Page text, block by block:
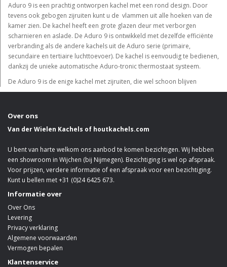
Aduro 9 is een prachtig ontworpen kachel met een rond design. Door
tevens ook gebogen zijruiten kunt u de vlammen uit alle hoeken van de
kamer zien. De kachel heeft een grote glazen deur met verborgen
scharnieren en aslade. De Aduro 9 is ontwikkeld met dezelfde efficiënte
verbranding als de andere kachels uit de Aduro serie (primaire,
secundaire en tertiaire luchttoevoer). De kachel is eenvoudig te bedienen,
dankzij de unieke automatische Aduro-tronic thermostaat systeem.
De Aduro 9 is de enige kachel met zijruiten, die wel schoon blijven
Over ons
Van der Wielen Kachels of houtkachels.com
U bent van harte welkom ons aanbod te komen bezichtigen. Wij hebben
een showroom in Wijchen (bij Nijmegen). Bezichtiging is wel op afspraak.
Voor prijzen, verdere informatie of een afspraak voor een bezichtiging.
Kunt u bellen met +31 (0)24 6425 673.
Informatie over
Over Ons
Levering
Privacy verklaring
Algemene voorwaarden
Vermogen bepalen
Klantenservice